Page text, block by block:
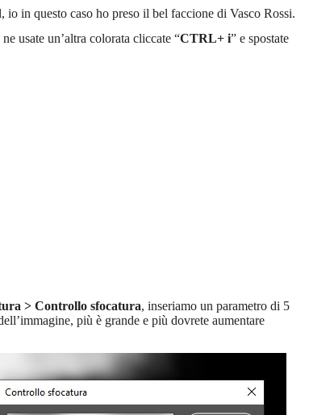
in questo caso ho preso il bel faccione di Vasco Rossi.
usate un’altra colorata cliccate “CTRL+ i” e spostate
> Controllo sfocatura, inseriamo un parametro di 5
più è grande e più dovrete aumentare